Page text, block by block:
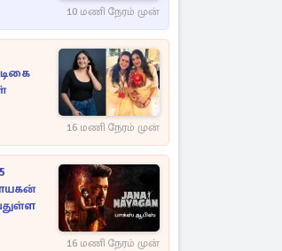
10 மணி நேரம் முன்
16 மணி நேரம் முன்
16 மணி நேரம் முன்